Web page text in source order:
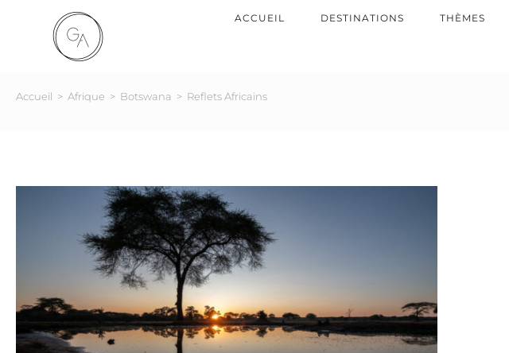
ACCUEIL DESTINATIONS THÈMES
Accueil > Afrique > Botswana > Reflets Africains